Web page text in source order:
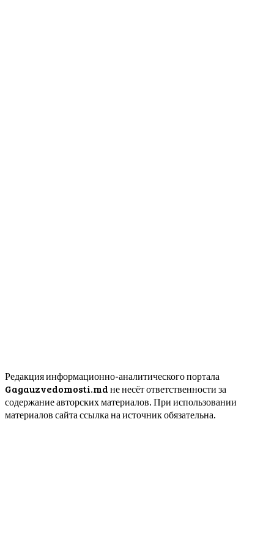
Редакция информационно-аналитического портала
Gagauzvedomosti.md не несёт ответственности за
содержание авторских материалов. При использовании
материалов сайта ссылка на источник обязательна.